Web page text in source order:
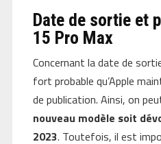
Date de sortie et
15 Pro Max
Concernant la date de
fort probable qu’Apple
de publication. Ainsi, on
nouveau modèle soit
2023. Toutefois, il est